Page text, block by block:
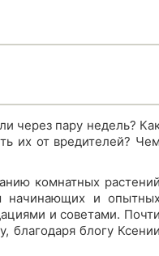
через пару недель?
их от вредителей? Чем
комнатных растений
начинающих и
и советами. Почти
благодаря блогу Ксении